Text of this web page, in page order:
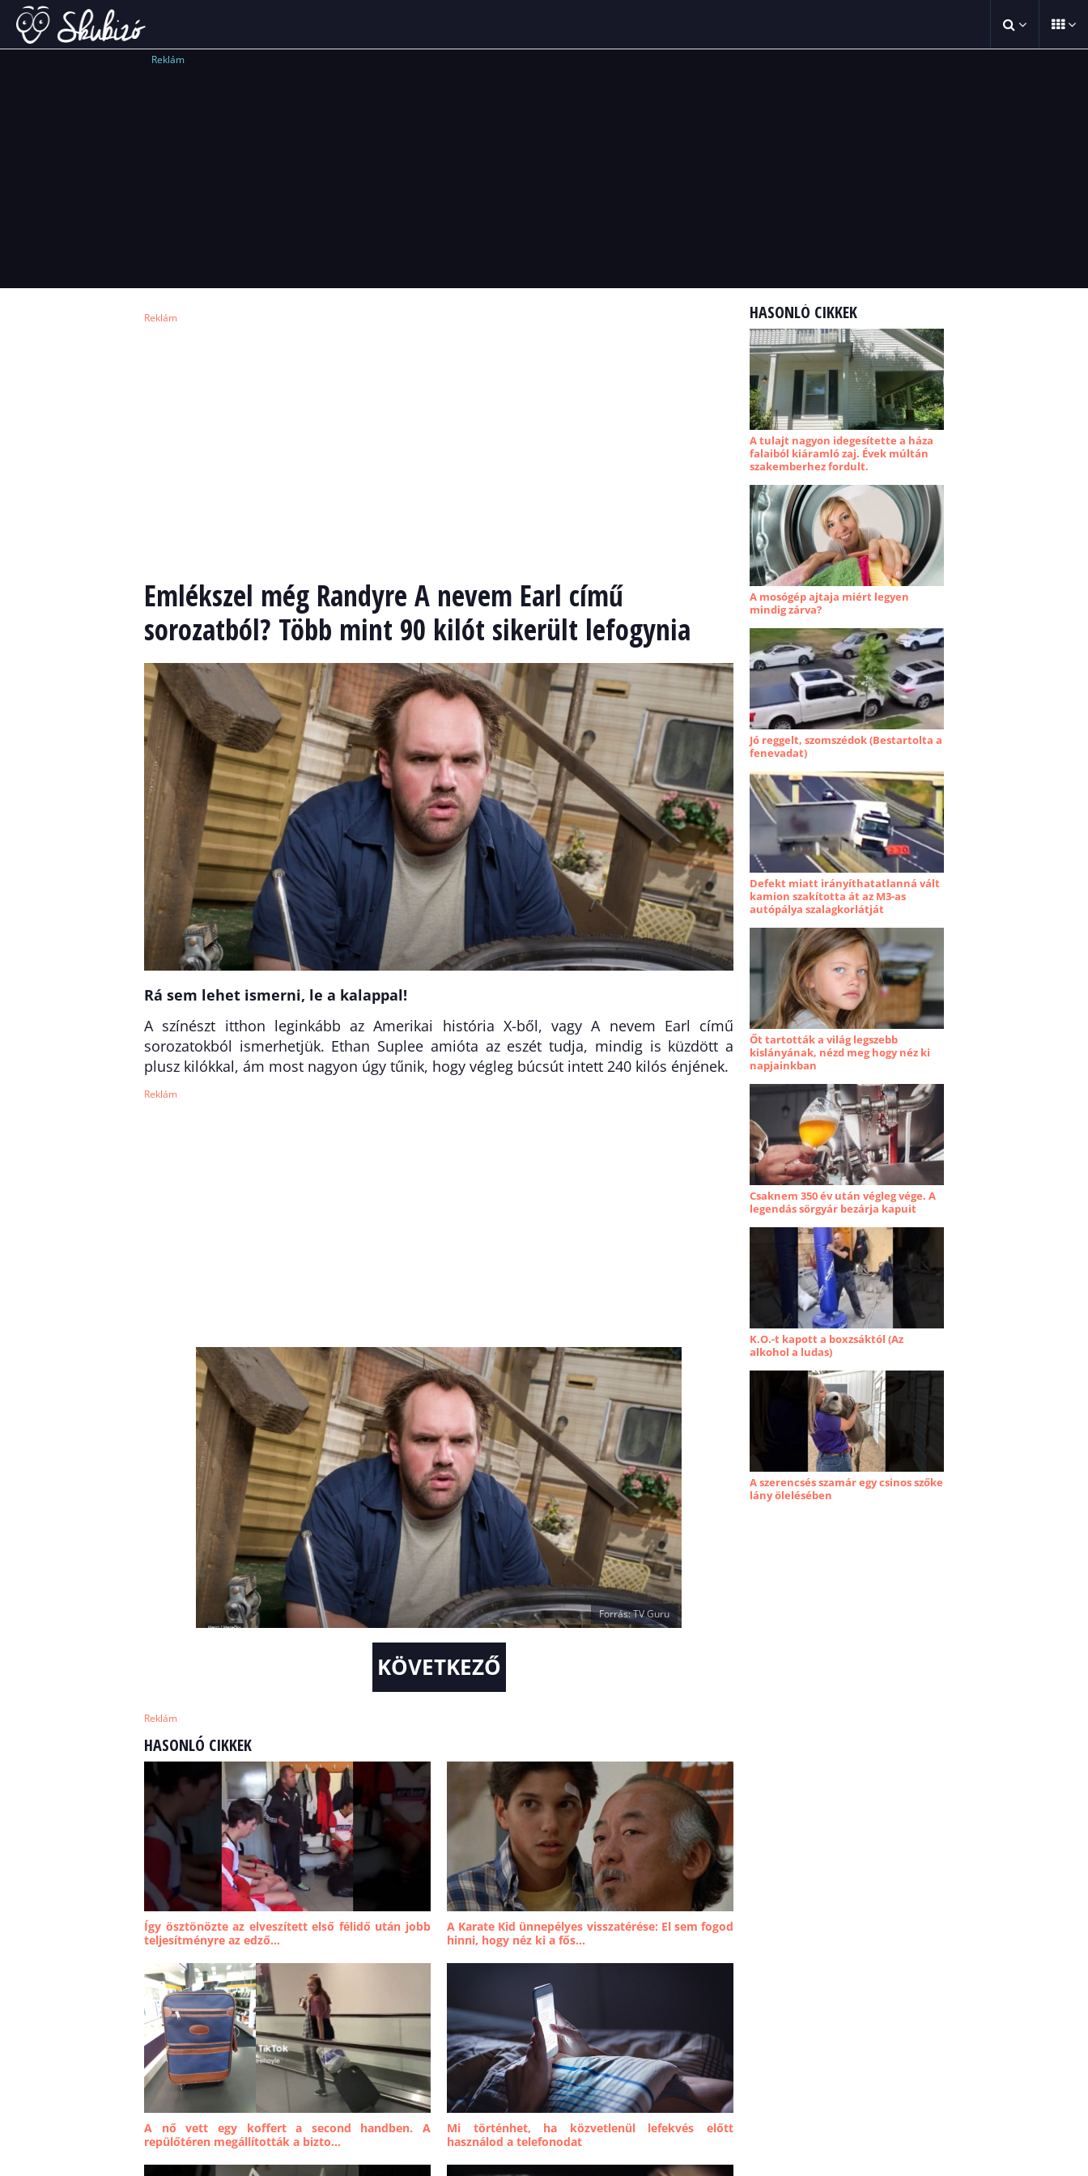
Reklám
Reklám
Emlékszel még Randyre A nevem Earl című
sorozatból? Több mint 90 kilót sikerült lefogynia
Rá sem lehet ismerni, le a kalappal!
A színészt itthon leginkább az Amerikai história X-ből, vagy A nevem Earl című
sorozatokból ismerhetjük. Ethan Suplee amióta az eszét tudja, mindig is küzdött a
plusz kilókkal, ám most nagyon úgy tűnik, hogy végleg búcsút intett 240 kilós énjének.
Reklám
Forrás: TV Guru
KÖVETKEZŐ
Reklám
HASONLÓ CIKKEK
Így ösztönözte az elveszített első félidő után jobb
teljesítményre az edző...
A Karate Kid ünnepélyes visszatérése: El sem fogod
hinni, hogy néz ki a fős...
A nő vett egy koffert a second handben. A
repülőtéren megállították a bizto...
Mi történhet, ha közvetlenül lefekvés előtt
használod a telefonodat
HASONLÓ CIKKEK
A tulajt nagyon idegesítette a háza
falaiból kiáramló zaj. Évek múltán
szakemberhez fordult.
A mosógép ajtaja miért legyen
mindig zárva?
Jó reggelt, szomszédok (Bestartolta a
fenevadat)
Defekt miatt irányíthatatlanná vált
kamion szakította át az M3-as
autópálya szalagkorlátját
Őt tartották a világ legszebb
kislányának, nézd meg hogy néz ki
napjainkban
Csaknem 350 év után végleg vége. A
legendás sörgyár bezárja kapuit
K.O.-t kapott a boxzsáktól (Az
alkohol a ludas)
A szerencsés szamár egy csinos szőke
lány ölelésében